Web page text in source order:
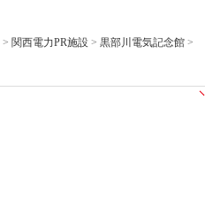
> 関西電力PR施設 > 黒部川電気記念館 >